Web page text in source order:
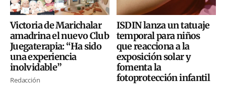
Victoria de Marichalar
amadrina el nuevo Club
Juegaterapia: “Ha sido
una experiencia
inolvidable”
Redacción
ISDIN lanza un tatuaje
temporal para niños
que reacciona a la
exposición solar y
fomenta la
fotoprotección infantil